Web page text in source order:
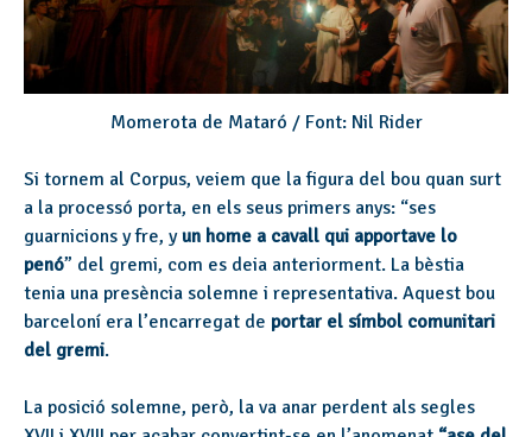
Momerota de Mataró / Font: Nil Rider
Si tornem al Corpus, veiem que la figura del bou quan surt
a la processó porta, en els seus primers anys: “ses
guarnicions y fre, yun home a cavall qui apportave lo
penó” del gremi, com es deia anteriorment. La bèstia
tenia una presència solemne i representativa. Aquest bou
barceloní era l’encarregat de portar el símbol comunitari
del gremi.
La posició solemne, però, la va anar perdent als segles